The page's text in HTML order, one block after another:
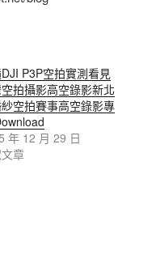
P3P空拍實測看見
拍攝影高空錄影新北
空拍賽事高空錄影專
年 12 月 29 日
章